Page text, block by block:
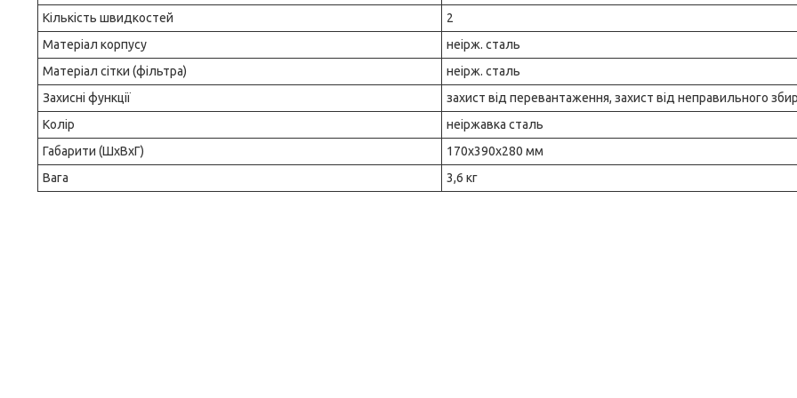
Кількість швидкостей
2
Матеріал корпусу
неірж. сталь
Матеріал сітки (фільтра)
неірж. сталь
Захисні функції
захист від перевантаження, захист від неправильного
Колір
неіржавка сталь
Габарити (ШхВхГ)
170x390x280 мм
Вага
3,6 кг